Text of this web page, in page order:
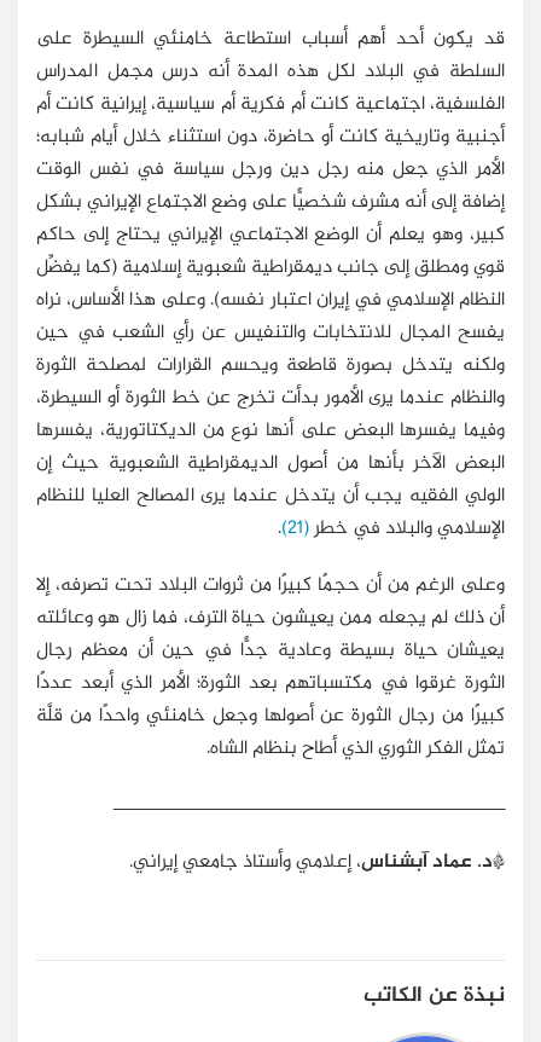
قد يكون أحد أهم أسباب استطاعة خامنئي السيطرة على
السلطة في البلاد لكل هذه المدة أنه درس مجمل المدراس
الفلسفية، اجتماعية كانت أم فكرية أم سياسية، إيرانية كانت أم
أجنبية وتاريخية كانت أو حاضرة، دون استثناء خلال أيام شبابه؛
الأمر الذي جعل منه رجل دين ورجل سياسة في نفس الوقت
إضافة إلى أنه مشرف شخصيًّا على وضع الاجتماع الإيراني بشكل
كبير، وهو يعلم أن الوضع الاجتماعي الإيراني يحتاج إلى حاكم
قوي ومطلق إلى جانب ديمقراطية شعبوية إسلامية (كما يفضِّل
النظام الإسلامي في إيران اعتبار نفسه). وعلى هذا الأساس، نراه
يفسح المجال للانتخابات والتنفيس عن رأي الشعب في حين
ولكنه يتدخل بصورة قاطعة ويحسم القرارات لمصلحة الثورة
والنظام عندما يرى الأمور بدأت تخرج عن خط الثورة أو السيطرة،
وفيما يفسرها البعض على أنها نوع من الديكتاتورية، يفسرها
البعض الآخر بأنها من أصول الديمقراطية الشعبوية حيث إن
الولي الفقيه يجب أن يتدخل عندما يرى المصالح العليا للنظام
الإسلامي والبلاد في خطر(21)
.
وعلى الرغم من أن حجمًا كبيرًا من ثروات البلاد تحت تصرفه، إلا
أن ذلك لم يجعله ممن يعيشون حياة الترف، فما زال هو وعائلته
يعيشان حياة بسيطة وعادية جدًّا في حين أن معظم رجال
الثورة غرقوا في مكتسباتهم بعد الثورة؛ الأمر الذي أبعد عددًا
كبيرًا من رجال الثورة عن أصولها وجعل خامنئي واحدًا من قلَّة
تمثل الفكر الثوري الذي أطاح بنظام الشاه.
ـــــــــــــــــــــــــــــــــــــــــــــــــــــــــــــــــــــــــــــــــ
*د. عماد آبشناس، إعلامي وأستاذ جامعي إيراني.
نبذة عن الكاتب